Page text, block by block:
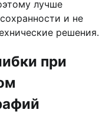
лучше
и не
решения.
при